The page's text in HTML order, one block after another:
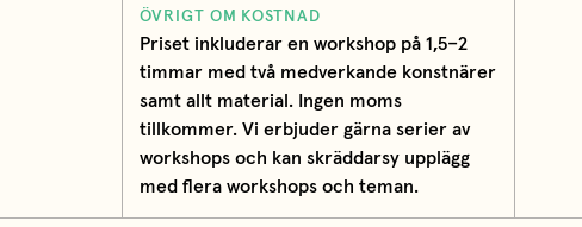
ÖVRIGT OM KOSTNAD
Priset inkluderar en workshop på 1,5–2
timmar med två medverkande konstnärer
samt allt material. Ingen moms
tillkommer. Vi erbjuder gärna serier av
workshops och kan skräddarsy upplägg
med flera workshops och teman.